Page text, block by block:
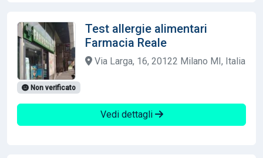
Test allergie alimentari
Farmacia Reale
Via Larga, 16, 20122 Milano MI, Italia
Non verificato
Vedi dettagli